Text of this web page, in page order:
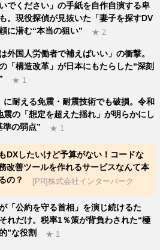
いでください」の手紙を自作自演する卑
。現役探偵が見抜いた「妻子を探すDV
に潜む“本当の狙い”
★ 2
外国人労働者で補えばいい」の衝撃。
「構造改革」が日本にもたらした“深刻
★ 1
に耐える免震・耐震技術でも破損。令和
震の「想定を超えた揺れ」が明らかにし
準の弱点”
★ 1
DXしたいけど予算がない！コードな
改善ツールを作れるサービスなんて本
の？
[PR]株式会社インターパーク
「公約を守る首相」を演じ続けるた
れだけ。税率1％策が背負わされた“極
”な役割
★ 1